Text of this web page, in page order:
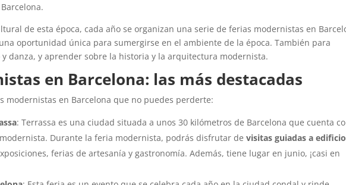
de esta época, cada año se organizan una serie de ferias modernistas en
oportunidad única para sumergirse en el ambiente de la época. También para
danza, y aprender sobre la historia y la arquitectura modernista.
en Barcelona: las más destacadas
modernistas en Barcelona que no puedes perderte:
: Terrassa es una ciudad situada a unos 30 kilómetros de Barcelona que cuenta
Durante la feria modernista, podrás disfrutar de visitas guiadas a
ferias de artesanía y gastronomía. Además, tiene lugar en junio, ¡casi en